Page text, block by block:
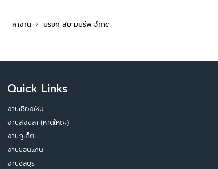
หางาน บริษัท สยามบรีฟ จำกัด
Quick Links
งานเชียงใหม่
งานสงขลา (หาดใหญ่)
งานภูเก็ต
งานขอนแก่น
งานชลบุรี